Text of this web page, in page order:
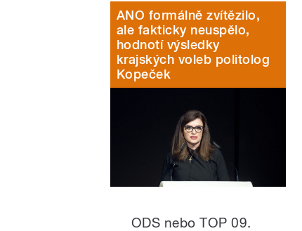
ANO formálně zvítězilo,
ale fakticky neuspělo,
hodnotí výsledky
krajských voleb politolog
Kopeček
ODS nebo TOP 09.